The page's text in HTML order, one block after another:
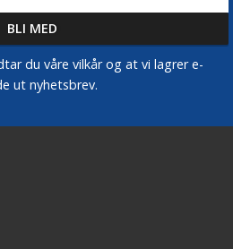
du våre vilkår og at vi lagrer e-
ut nyhetsbrev.